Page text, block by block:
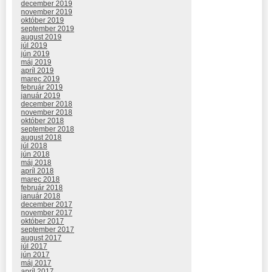
december 2019
november 2019
október 2019
september 2019
august 2019
júl 2019
jún 2019
máj 2019
apríl 2019
marec 2019
február 2019
január 2019
december 2018
november 2018
október 2018
september 2018
august 2018
júl 2018
jún 2018
máj 2018
apríl 2018
marec 2018
február 2018
január 2018
december 2017
november 2017
október 2017
september 2017
august 2017
júl 2017
jún 2017
máj 2017